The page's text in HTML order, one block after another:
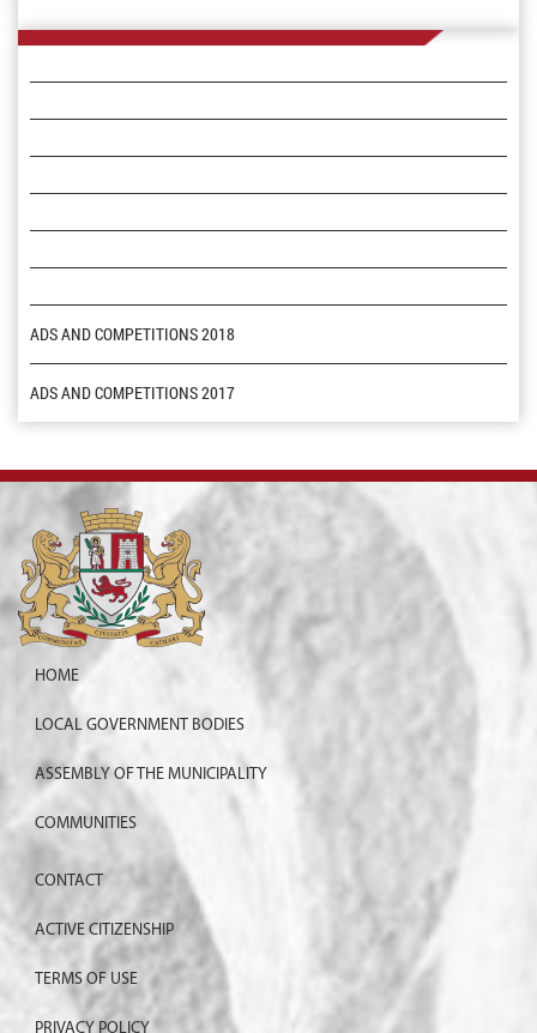
ADS AND COMPETITIONS 2018
ADS AND COMPETITIONS 2017
HOME
LOCAL GOVERNMENT BODIES
ASSEMBLY OF THE MUNICIPALITY
COMMUNITIES
CONTACT
ACTIVE CITIZENSHIP
TERMS OF USE
PRIVACY POLICY